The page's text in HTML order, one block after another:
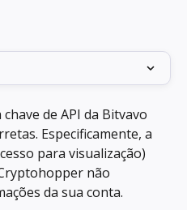
de API da Bitvavo
Especificamente, a
para visualização)
não
da sua conta.